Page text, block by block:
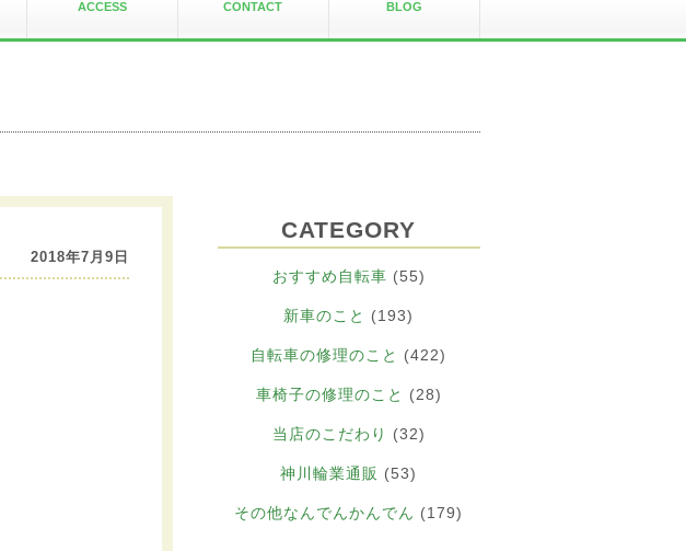
ACCESS CONTACT BLOG
2018年7月9日
CATEGORY
おすすめ自転車 (55)
新車のこと (193)
自転車の修理のこと (422)
車椅子の修理のこと (28)
当店のこだわり (32)
神川輪業通販 (53)
その他なんでんかんでん (179)